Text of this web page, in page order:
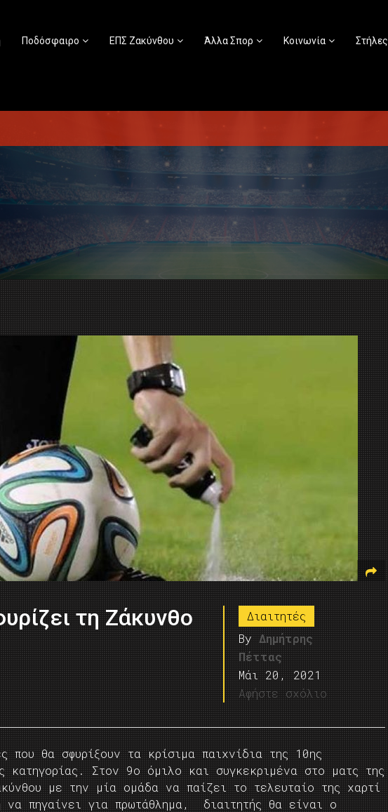
Ποδόσφαιρο ΕΠΣ Ζακύνθου Άλλα Σπορ Κοινωνία Στήλες
τη Ζάκυνθο
Διαιτητές
By Δημήτρης
Πέττας
Μάι 20, 2021
Αφήστε σχόλιο
που θα σφυρίξουν τα κρίσιμα παιχνίδια της 10ης
κατηγορίας. Στον 9ο όμιλο και συγκεκριμένα στο ματς της
με την μία ομάδα να παίζει το τελευταίο της χαρτί
να πηγαίνει για πρωτάθλημα, διαιτητής θα είναι ο